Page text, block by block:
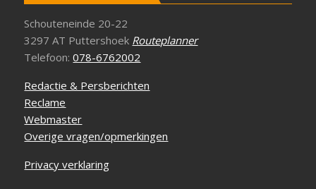
Schouteneinde 20-22
3297 AT Puttershoek Routeplanner
Telefoon:078-6762002
Redactie & Persberichten
Reclame
Webmaster
Overige vragen/opmerkingen
Privacy verklaring